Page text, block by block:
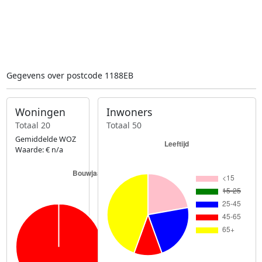
Gegevens over postcode 1188EB
Woningen
Totaal 20
Gemiddelde WOZ
Waarde: € n/a
Inwoners
Totaal 50